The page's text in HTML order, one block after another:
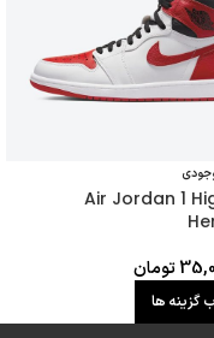
Air Jordan 1
تومان
گزینه ها